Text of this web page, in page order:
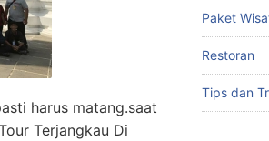
harus matang.saat
Terjangkau Di
Paket
Restoran
Tips dan